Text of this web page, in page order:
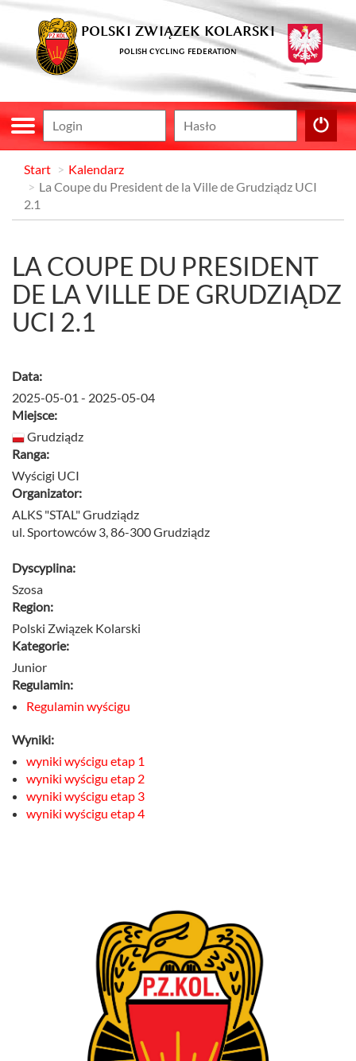
POLSKI ZWIĄZEK KOLARSKI
POLISH CYCLING FEDERATION
Start
Kalendarz
La Coupe du President de la Ville de Grudziądz UCI
2.1
LA COUPE DU PRESIDENT
DE LA VILLE DE GRUDZIĄDZ
UCI 2.1
Data:
2025-05-01 - 2025-05-04
Miejsce:
Grudziądz
Ranga:
Wyścigi UCI
Organizator:
ALKS "STAL" Grudziądz
ul. Sportowców 3, 86-300 Grudziądz
Dyscyplina:
Szosa
Region:
Polski Związek Kolarski
Kategorie:
Junior
Regulamin:
Regulamin wyścigu
Wyniki:
wyniki wyścigu etap 1
wyniki wyścigu etap 2
wyniki wyścigu etap 3
wyniki wyścigu etap 4